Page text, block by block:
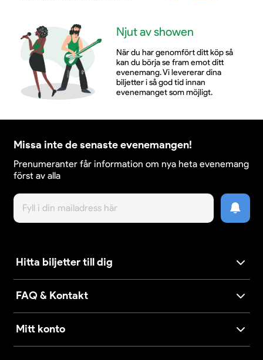
Njut av showen
När du har genomfört ditt köp så
kan du börja se fram emot ditt
evenemang. Vi levererar dina
biljetter i så god tid innan
evenemanget som möjligt.
Missa inte de senaste evenemangen!
Prenumeranter får information om nya heta evenemang
först av alla
Hitta biljetter till dig
FAQ & Kontakt
Mitt konto